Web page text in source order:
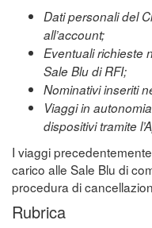
Dati personali del
all’account;
Eventuali richieste
Sale Blu di RFI;
Nominativi inseriti
Viaggi in
dispositivi tramite
I viaggi
carico alle Sale Blu di
procedura di
Rubrica